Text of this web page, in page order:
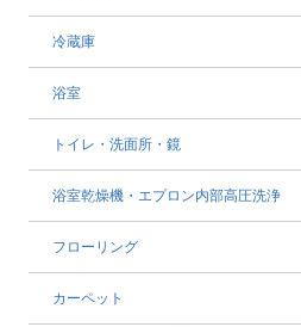
冷蔵庫
浴室
トイレ・洗面所・鏡
浴室乾燥機・エプロン内部高圧洗浄
フローリング
カーペット